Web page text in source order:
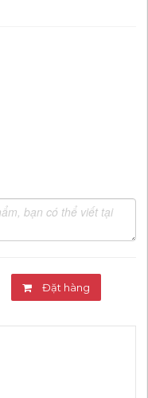
Đặt hàng